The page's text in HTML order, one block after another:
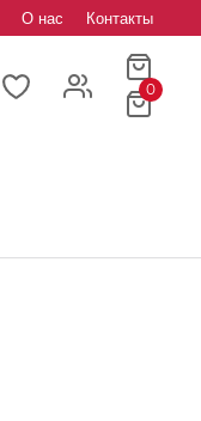
О нас Контакты
0